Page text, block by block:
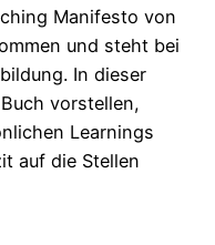
Manifesto von
und steht bei
In dieser
vorstellen,
Learnings
auf die Stellen